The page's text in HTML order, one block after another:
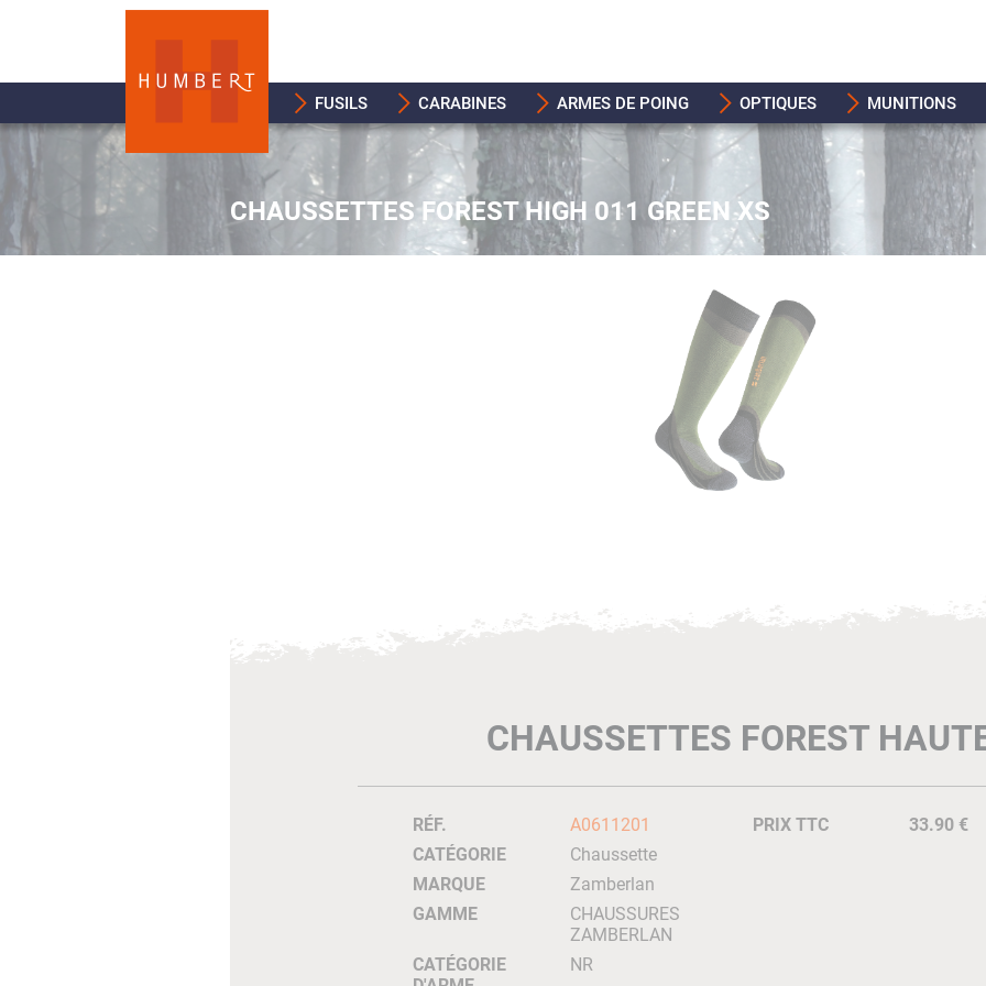
FUSILS CARABINES ARMES DE POING OPTIQUES MUNITIONS
CHAUSSETTES FOREST HIGH 011 GREEN XS
CHAUSSETTES FOREST
RÉF.
A0611201
CATÉGORIE
Chaussette
MARQUE
Zamberlan
GAMME
CHAUSSURES
ZAMBERLAN
CATÉGORIE
NR
PRIX TTC 33.90 €